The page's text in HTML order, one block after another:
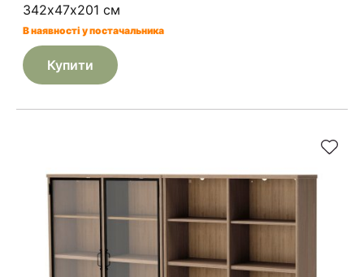
342х47х201 см
В наявності у постачальника
Купити